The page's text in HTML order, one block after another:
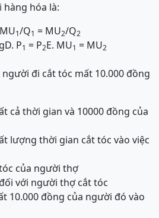
hàng hóa là:
1/Q1 = MU2/Q2
D. P1 = P2E. MU1 = MU2
đi cắt tóc mất 10.000 đồng
cả thời gian và 10000 đồng của
lượng thời gian cắt tóc vào việc
của người thợ
với người thợ cắt tóc
10.000 đồng của người đó vào